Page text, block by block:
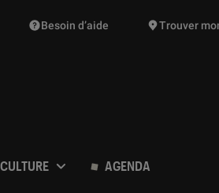
suggestions de produits vont vous
Besoin d’aide Trouver
AGENDA